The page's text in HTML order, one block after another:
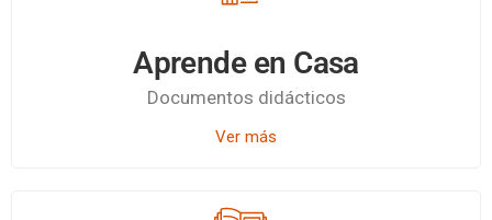
Aprende en Casa
Documentos didácticos
Ver más